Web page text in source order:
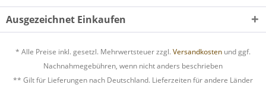
Ausgezeichnet Einkaufen
* Alle Preise inkl. gesetzl. Mehrwertsteuer zzgl. Versandkosten und ggf.
Nachnahmegebühren, wenn nicht anders beschrieben
** Gilt für Lieferungen nach Deutschland. Lieferzeiten für andere Länder